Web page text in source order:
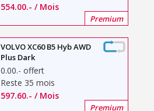
554.00.- / Mois
Premium
VOLVO XC60 B5 Hyb AWD
Plus Dark
0.00.- offert
Reste 35 mois
597.60.- / Mois
Premium